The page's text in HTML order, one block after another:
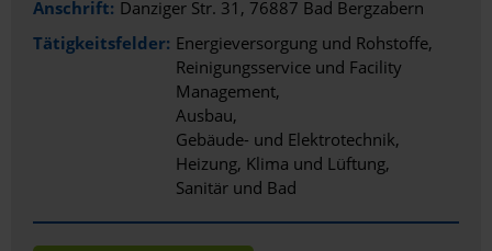
Anschrift: Danziger Str. 31, 76887 Bad Bergzabern
Tätigkeitsfelder: Energieversorgung und Rohstoffe
Reinigungsservice und Facility
Management
Ausbau
Gebäude- und Elektrotechnik
Heizung, Klima und Lüftung
Sanitär und Bad